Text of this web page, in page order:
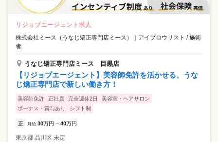
リジョブエージェント求人
株式会社ミース（うなじ矯正専門店ミース）
アイブロウリスト / 施術
者
うなじ矯正専門店ミース 目黒店
【リジョブエージェント】美容師免許を活かせる、うな
じ矯正専門店で新しい働き方！
美容師免許 正社員 完全週休2日
美容室・ヘアサロン
ボーナス・賞与あり
シフト制
正 月給 30万円 ~ 40万円
東京都 品川区 未定